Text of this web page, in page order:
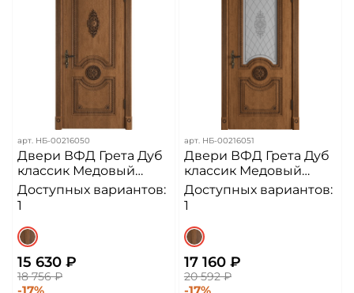
арт. НБ-00216050
Двери ВФД Грета Дуб
классик Медовый
Патина Черный ДГ
Доступных вариантов:
1
15 630 ₽
18 756 ₽
арт. НБ-00216051
Двери ВФД Грета Дуб
классик Медовый
Патина Черный Сатин
Арт ДО
Доступных вариантов:
1
17 160 ₽
20 592 ₽